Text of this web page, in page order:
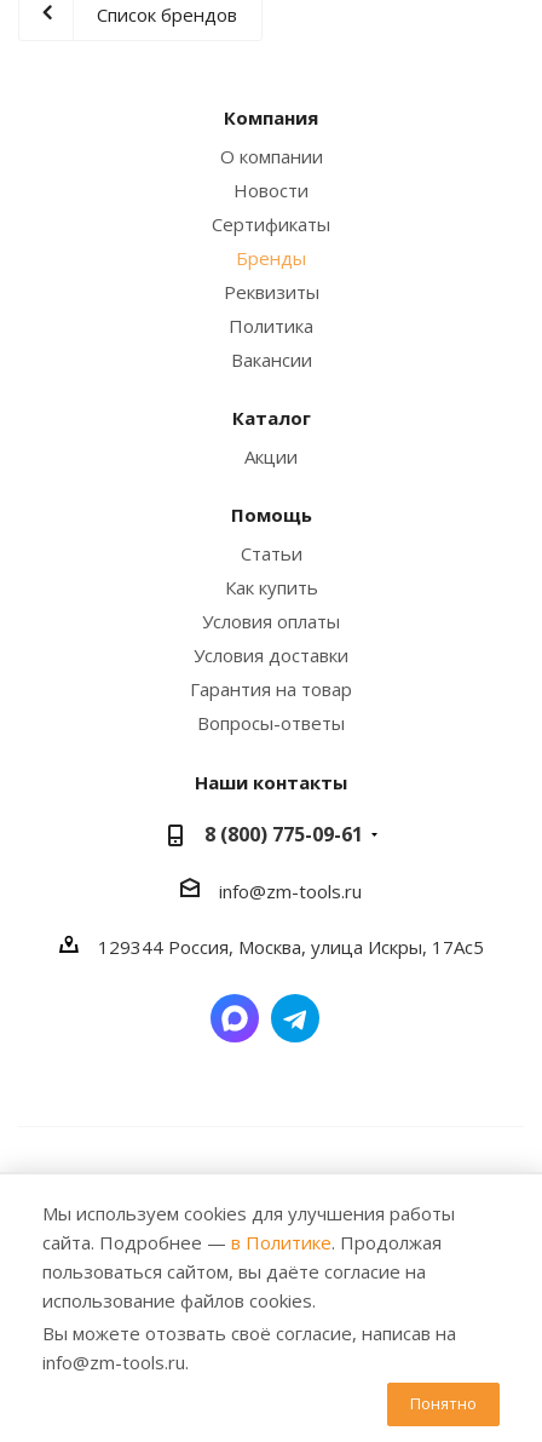
Список брендов
Компания
О компании
Новости
Сертификаты
Бренды
Реквизиты
Политика
Вакансии
Каталог
Акции
Помощь
Статьи
Как купить
Условия оплаты
Условия доставки
Гарантия на товар
Вопросы-ответы
Наши контакты
8 (800) 775-09-61
info@zm-tools.ru
129344 Россия, Москва, улица Искры, 17Ас5
Все права защищены. Любое использование либо
копирование материалов или подборки материалов
сайта, элементов дизайна и оформления допускается
лишь с разрешения правообладателя и только со
ссылкой на источник: https://zm-tools.ru
Мы используем cookies для улучшения работы
сайта. Подробнее — в Политике. Продолжая
пользоваться сайтом, вы даёте согласие на
использование файлов cookies.
Вы можете отозвать своё согласие, написав на
info@zm-tools.ru.
Понятно